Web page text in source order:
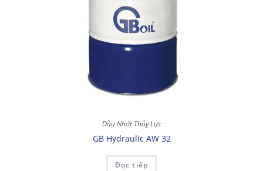
Dầu Nhớt Thủy Lực
GB Hydraulic AW 32
Đọc tiếp